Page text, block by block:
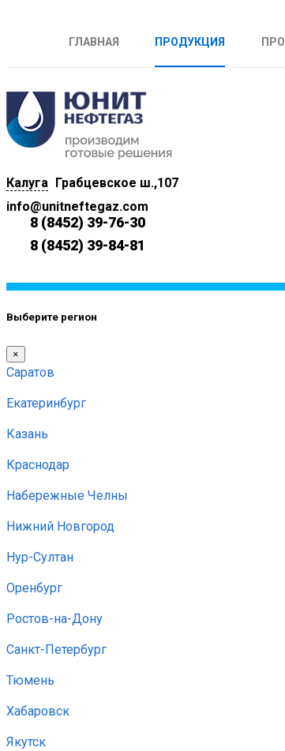
ГЛАВНАЯ ПРОДУКЦИЯ
Калуга Грабцевское ш.,107
info@unitneftegaz.com
8 (8452) 39-76-30
8 (8452) 39-84-81
Выберите регион
×
Саратов
Екатеринбург
Казань
Краснодар
Набережные Челны
Нижний Новгород
Нур-Султан
Оренбург
Ростов-на-Дону
Санкт-Петербург
Тюмень
Хабаровск
Якутск